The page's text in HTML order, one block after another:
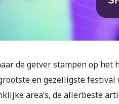
de getver stampen op het
en gezelligste festival
area’s, de allerbeste